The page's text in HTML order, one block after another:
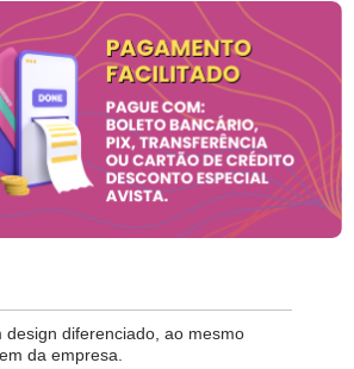
diferenciado, ao mesmo
da empresa.